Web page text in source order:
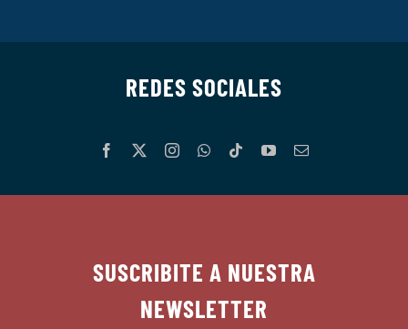
REDES SOCIALES
SUSCRIBITE A NUESTRA
NEWSLETTER